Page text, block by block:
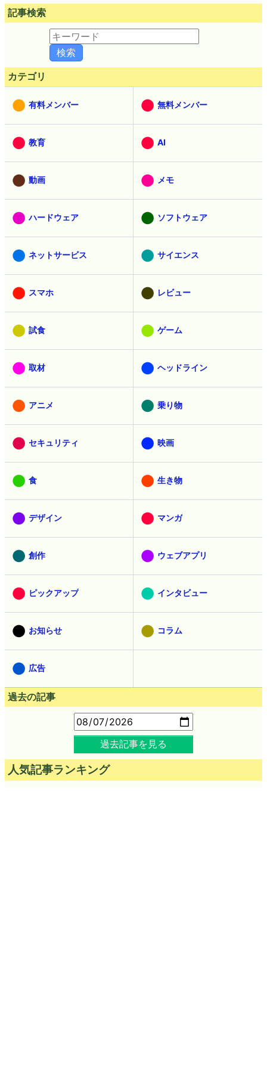
記事検索
カテゴリ
有料メンバー 無料メンバー
教育 AI
動画 メモ
ハードウェア ソフトウェア
ネットサービス サイエンス
スマホ レビュー
試食 ゲーム
取材 ヘッドライン
アニメ 乗り物
セキュリティ 映画
食 生き物
デザイン マンガ
創作 ウェブアプリ
ピックアップ インタビュー
お知らせ コラム
広告
過去の記事
過去記事を見る
人気記事ランキング